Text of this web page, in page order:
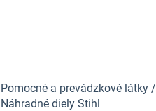
Pomocné a prevádzkové látky /
Náhradné diely Stihl